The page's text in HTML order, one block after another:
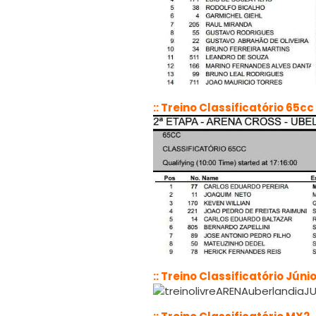
:: Treino Classificatório 65cc
:: Treino Classificatório